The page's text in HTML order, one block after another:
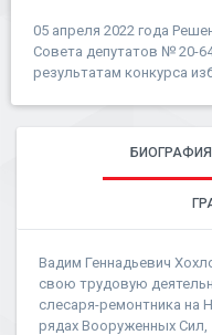
05 апреля 2022 года
Совета депутатов № 20-
результатам конкурса
БИОГРАФИЯ
Вадим Геннадьевич
свою трудовую
слесаря-ремонтника на
рядах Вооруженных Сил,